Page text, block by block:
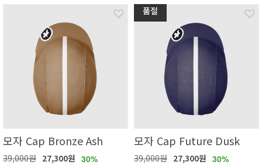
모자 Cap Bronze Ash
39,000원 27,300원 30%
품절
모자 Cap Future Dusk
39,000원 27,300원 30%